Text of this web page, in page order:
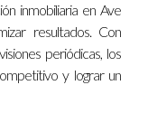
inmobiliaria en Ave
resultados. Con
periódicas, los
y lograr un